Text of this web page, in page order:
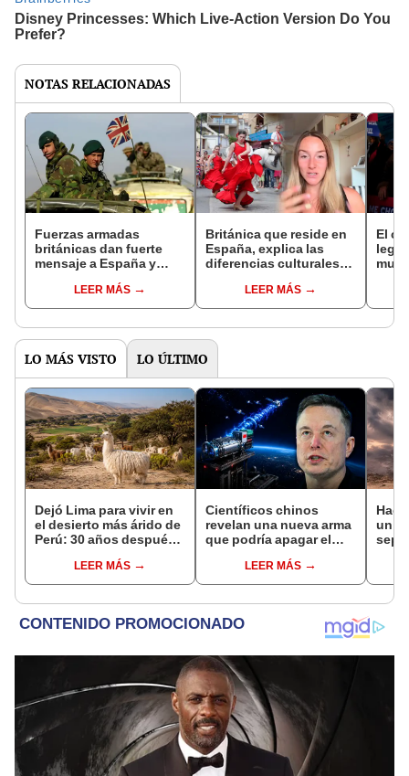
NOTAS RELACIONADAS
Fuerzas armadas
británicas dan fuerte
mensaje a España y
maniobras militares en
Gibraltar
LEER MÁS
Británica que reside en
España, explica las
diferencias culturales
“Somos más
reservados”
LEER MÁS
El
LO MÁS VISTO LO ÚLTIMO
Dejó Lima para vivir en
el desierto más árido de
Perú: 30 años después,
creó un sorprendente
ecosistema
LEER MÁS
Científicos chinos
revelan una nueva arma
que podría apagar el
afectar redes como
Starlink de Elon Musk
LEER MÁS
un